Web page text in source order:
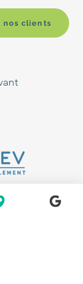
nos clients